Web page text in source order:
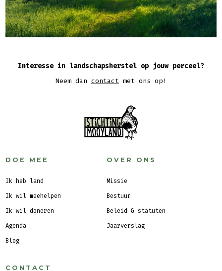
Interesse in landschapsherstel op jouw perceel?
Neem dan contact met ons op!
DOE MEE
Ik heb land
Ik wil meehelpen
Ik wil doneren
Agenda
Blog
OVER ONS
Missie
Bestuur
Beleid & statuten
Jaarverslag
CONTACT